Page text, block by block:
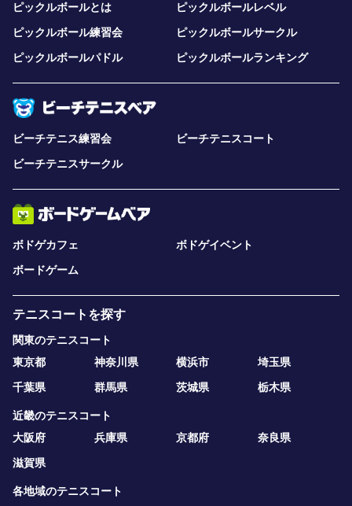
ピックルボールとは
ピックルボールレベル
ピックルボール練習会
ピックルボールサークル
ピックルボールパドル
ピックルボールランキング
ビーチテニス練習会
ビーチテニスコート
ビーチテニスサークル
ボドゲカフェ
ボドゲイベント
ボードゲーム
テニスコートを探す
関東のテニスコート
東京都
神奈川県 横浜市
埼玉県
千葉県
群馬県 茨城県 栃木県
近畿のテニスコート
大阪府
兵庫県 京都府
奈良県
滋賀県
各地域のテニスコート